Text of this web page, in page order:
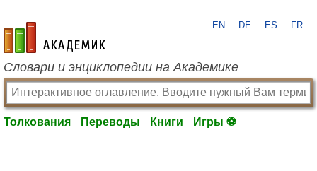
academic.ru
EN DE ES FR
Словари и энциклопедии на Академике
Толкования Переводы Книги Игры ⚽